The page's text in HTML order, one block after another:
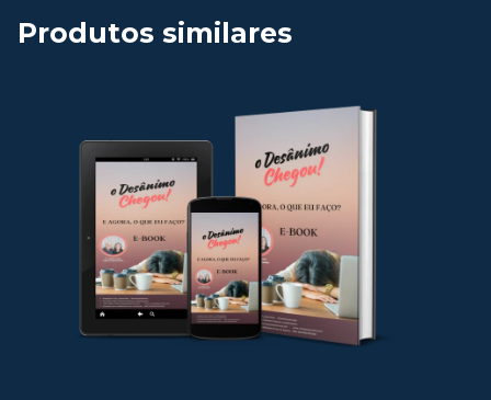
Produtos similares